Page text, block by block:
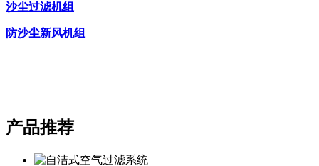
沙尘过滤机组
防沙尘新风机组
产品推荐